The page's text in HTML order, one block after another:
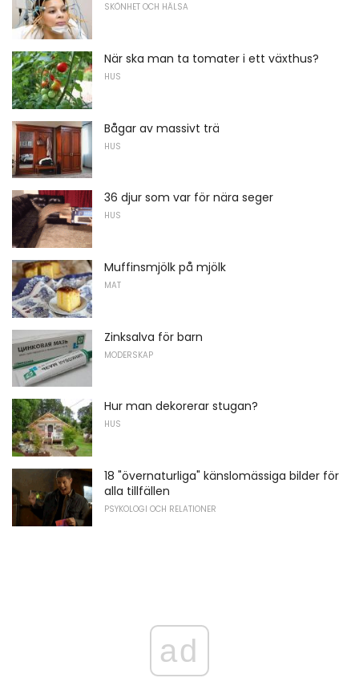
SKÖNHET OCH HÄLSA
När ska man ta tomater i ett växthus?
HUS
Bågar av massivt trä
HUS
36 djur som var för nära seger
HUS
Muffinsmjölk på mjölk
MAT
Zinksalva för barn
MODERSKAP
Hur man dekorerar stugan?
HUS
18 "övernaturliga" känslomässiga bilder för
alla tillfällen
PSYKOLOGI OCH RELATIONER
ad